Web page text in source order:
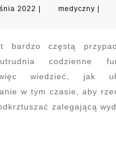
kaszel
czy
jest
skuteczny?
2022 12
| medyczny |
bardzo częstą
codzienne
wiedzieć, jak
w tym czasie, aby
zalegającą